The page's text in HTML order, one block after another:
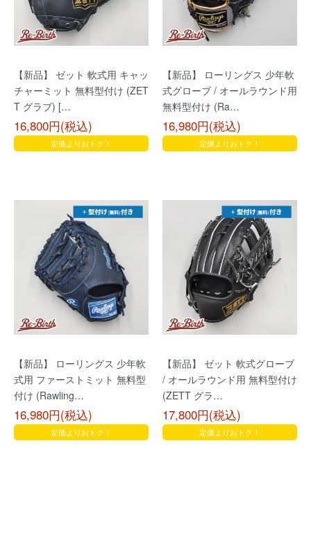
【新品】 ゼット 軟式用 キャッ
チャーミット 無料型付け (ZET
T グラブ) […
16,800円(税込)
定価よりおトク！
【新品】 ローリングス 少年軟
式グローブ / オールラウンド用
無料型付け (Ra…
16,980円(税込)
定価よりおトク！
【新品】 ローリングス 少年軟
式用 ファーストミット 無料型
付け (Rawling…
16,980円(税込)
定価よりおトク！
【新品】 ゼット 軟式グローブ
/ オールラウンド用 無料型付け
(ZETT グラ…
17,800円(税込)
定価よりおトク！